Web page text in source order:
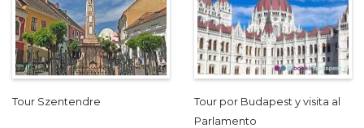
Tour Szentendre
Tour por Budapest y visita al
Parlamento